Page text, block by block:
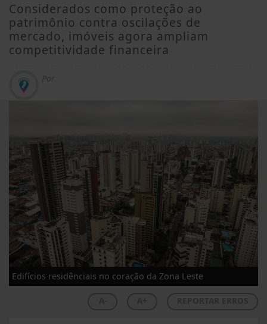
Considerados como proteção ao
patrimônio contra oscilações de
mercado, imóveis agora ampliam
competitividade financeira
Por
Edifícios residênciais no coração da Zona Leste